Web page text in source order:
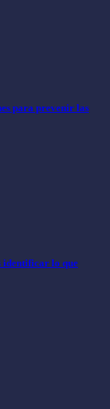
para prevenir las
identificar lo que